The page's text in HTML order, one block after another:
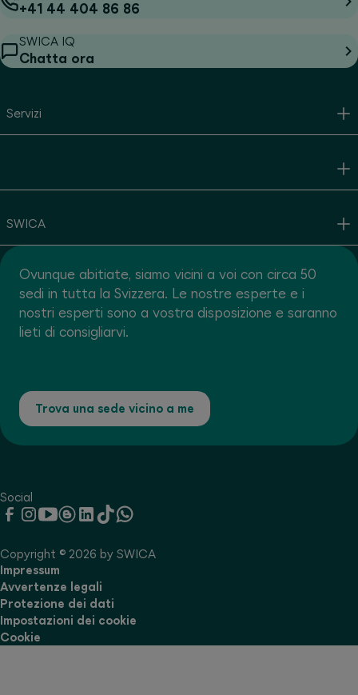
+41 44 404 86 86
SWICA IQ
Chatta ora
Servizi
SWICA
Ovunque abitiate, siamo vicini a voi con circa 50
sedi in tutta la Svizzera. Le nostre esperte e i
nostri esperti sono a vostra disposizione e saranno
lieti di consigliarvi.
Trova una sede vicino a me
Social
Copyright © 2026 by SWICA
Impressum
Avvertenze legali
Protezione dei dati
Impostazioni dei cookie
Cookie